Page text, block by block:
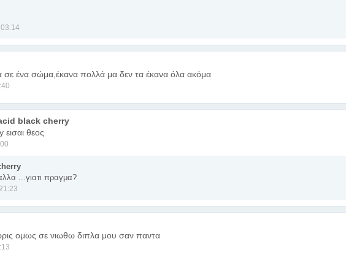
σε ένα σώμα,έκανα πολλά μα δεν τα έκανα όλα ακόμα
black cherry
θεος
...γιατι πραγμα?
ομως σε νιωθω διπλα μου σαν παντα